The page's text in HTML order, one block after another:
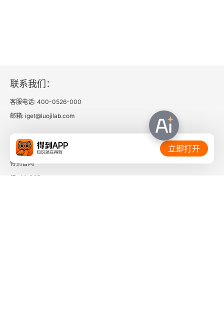
联系我们：
客服电话: 400-0526-000
邮箱: iget@luojilab.com
相关链接：
得到官网
立即打开